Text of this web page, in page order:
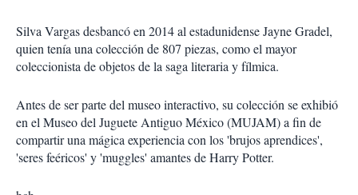
Silva Vargas desbancó en 2014 al estadunidense Jayne Gradel,
quien tenía una colección de 807 piezas, como el mayor
coleccionista de objetos de la saga literaria y fílmica.
Antes de ser parte del museo interactivo, su colección se exhibió
en el Museo del Juguete Antiguo México (MUJAM) a fin de
compartir una mágica experiencia con los 'brujos aprendices',
'seres feéricos' y 'muggles' amantes de Harry Potter.